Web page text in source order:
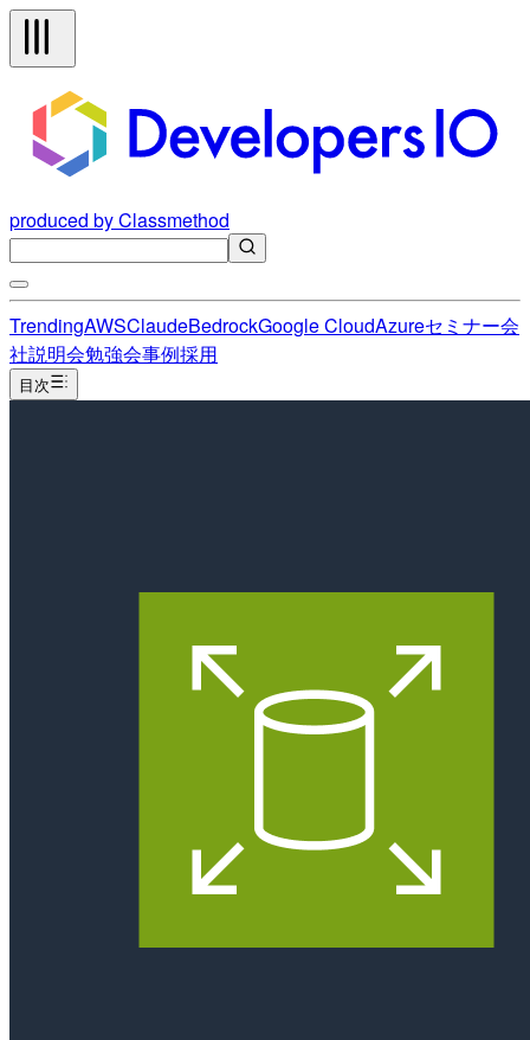
produced by Classmethod
TrendingAWSClaudeBedrockGoogle CloudAzureセミナー会
社説明会勉強会事例採用
目次